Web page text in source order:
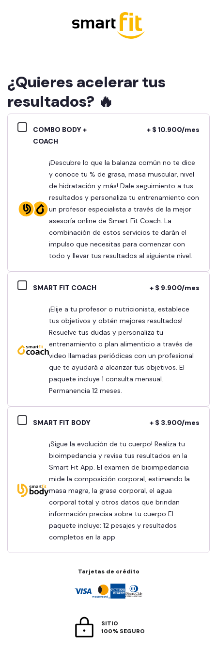
¿Quieres acelerar tus
resultados? 🔥
COMBO BODY +
COACH
+ $ 10.900/mes
¡Descubre lo que la balanza común no te dice
y conoce tu % de grasa, masa muscular, nivel
de hidratación y más! Dale seguimiento a tus
resultados y personaliza tu entrenamiento con
un profesor especialista a través de la mejor
asesoría online de Smart Fit Coach. La
combinación de estos servicios te darán el
impulso que necesitas para comenzar con
todo y llevar tus resultados al siguiente nivel.
SMART FIT COACH + $ 9.900/mes
¡Elije a tu profesor o nutricionista, establece
tus objetivos y obtén mejores resultados!
Resuelve tus dudas y personaliza tu
entrenamiento o plan alimenticio a través de
video llamadas periódicas con un profesional
que te ayudará a alcanzar tus objetivos. El
paquete incluye 1 consulta mensual.
Permanencia 12 meses.
SMART FIT BODY + $ 3.900/mes
¡Sigue la evolución de tu cuerpo! Realiza tu
bioimpedancia y revisa tus resultados en la
Smart Fit App. El examen de bioimpedancia
mide la composición corporal, estimando la
masa magra, la grasa corporal, el agua
corporal total y otros datos que brindan
información precisa sobre tu cuerpo El
paquete incluye: 12 pesajes y resultados
completos en la app
Tarjetas de crédito
SITIO
100% SEGURO